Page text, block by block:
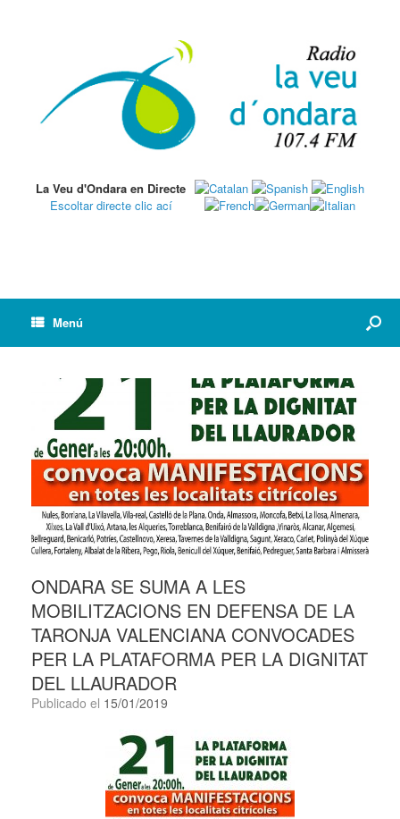
La Veu d'Ondara en Directe
Escoltar directe clic ací
Menú
ONDARA SE SUMA A LES
MOBILITZACIONS EN DEFENSA DE LA
TARONJA VALENCIANA CONVOCADES
PER LA PLATAFORMA PER LA DIGNITAT
DEL LLAURADOR
Publicado el 15/01/2019